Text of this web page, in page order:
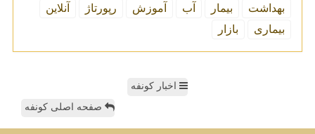
بهداشت بیمار آب آموزش رپورتاژ
آنلاین
بیماری
بازار
اخبار کونفه
صفحه اصلی کونفه